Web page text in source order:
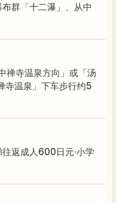
群「十二瀑」、从中
禅寺温泉方向」或「汤
寺温泉」下车步行约5
返成人600日元·小学